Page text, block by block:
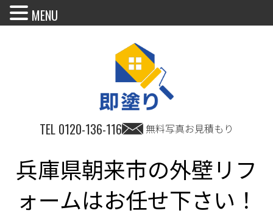
TEL 0120-136-116 無料写真お見積もり
兵庫県朝来市の外壁リフ
ォームはお任せ下さい！
MENU